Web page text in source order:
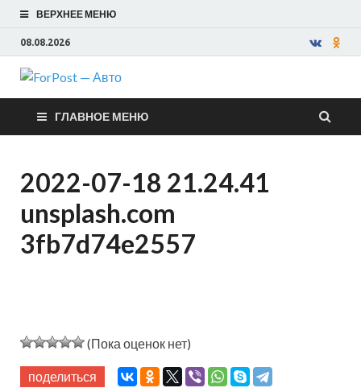
ВЕРХНЕЕ МЕНЮ
08.08.2026
ForPost —
Авто
ГЛАВНОЕ МЕНЮ
2022-07-18 21.24.41
unsplash.com
3fb7d74e2557
(Пока оценок нет)
поделиться